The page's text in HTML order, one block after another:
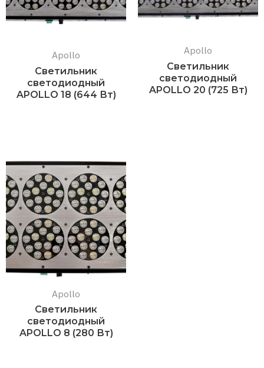
Apollo
Светильник
светодиодный
APOLLO 18 (644 Вт)
Apollo
Светильник
светодиодный
APOLLO 20 (725 Вт)
Apollo
Светильник
светодиодный
APOLLO 8 (280 Вт)